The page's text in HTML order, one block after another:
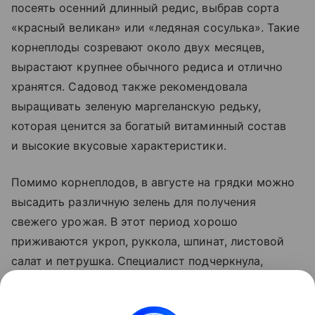
посеять осенний длинный редис, выбрав сорта
«красный великан» или «ледяная сосулька». Такие
корнеплоды созревают около двух месяцев,
вырастают крупнее обычного редиса и отлично
хранятся. Садовод также рекомендовала
выращивать зеленую маргеланскую редьку,
которая ценится за богатый витаминный состав
и высокие вкусовые характеристики.
Помимо корнеплодов, в августе на грядки можно
высадить различную зелень для получения
свежего урожая. В этот период хорошо
приживаются укроп, руккола, шпинат, листовой
салат и петрушка. Специалист подчеркнула,